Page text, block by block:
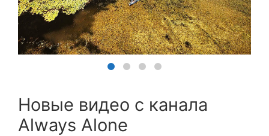
Новые видео с канала
Always Alone